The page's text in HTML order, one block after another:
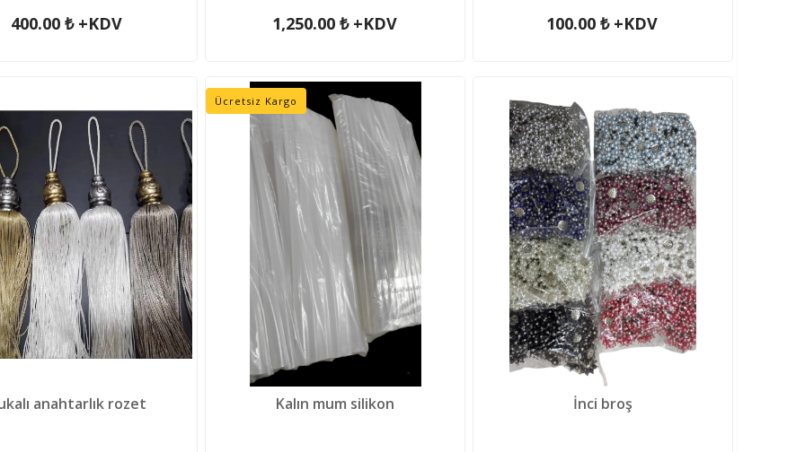
400.00 ₺ +KDV 1,250.00 ₺ +KDV 100.00 ₺ +KDV
anahtarlık rozet Kalın mum silikon
Ücretsiz Kargo
İnci broş